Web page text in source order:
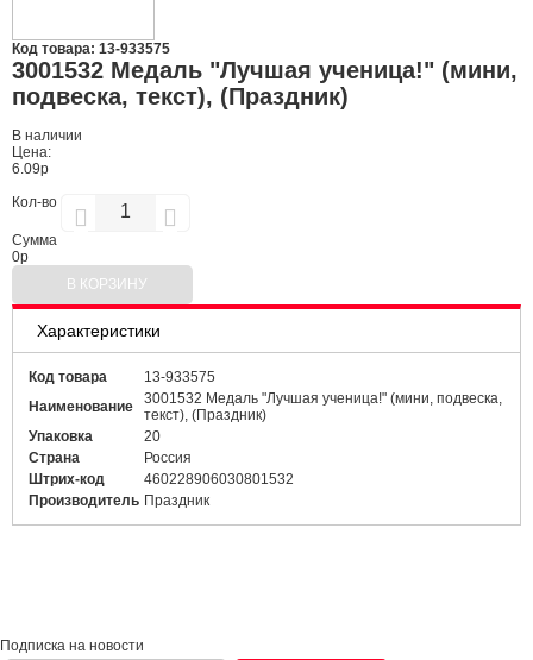
Код товара: 13-933575
3001532 Медаль "Лучшая ученица!" (мини,
подвеска, текст), (Праздник)
В наличии
Цена:
6.09р
Кол-во
Сумма
0р
В КОРЗИНУ
Характеристики
Код товара
13-933575
Наименование
3001532 Медаль "Лучшая ученица!" (мини, подвеска,
текст), (Праздник)
Упаковка
20
Страна
Россия
Штрих-код
460228906030801532
Производитель Праздник
Подписка на новости